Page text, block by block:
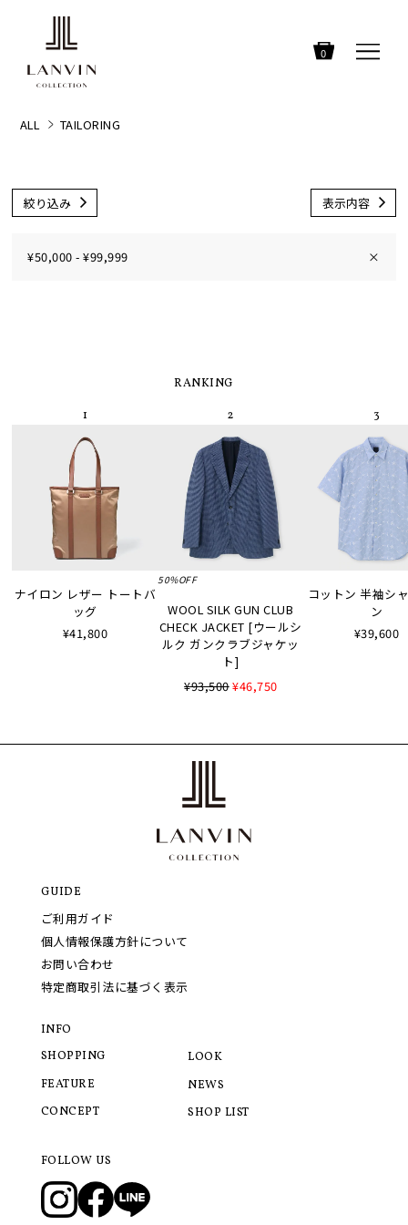
0
ALL TAILORING
絞り込み 表示内容
¥50,000 - ¥99,999 ×
RANKING
ナイロン レザー トートバ
ッグ
¥41,800
50%OFF
WOOL SILK GUN CLUB
CHECK JACKET [ウールシ
ルク ガンクラブジャケッ
ト]
¥93,500¥46,750
コットン 半袖シ
ン
¥39,600
GUIDE
ご利用ガイド
個人情報保護方針について
お問い合わせ
特定商取引法に基づく表示
INFO
SHOPPING
FEATURE
CONCEPT
LOOK
NEWS
SHOP LIST
FOLLOW US